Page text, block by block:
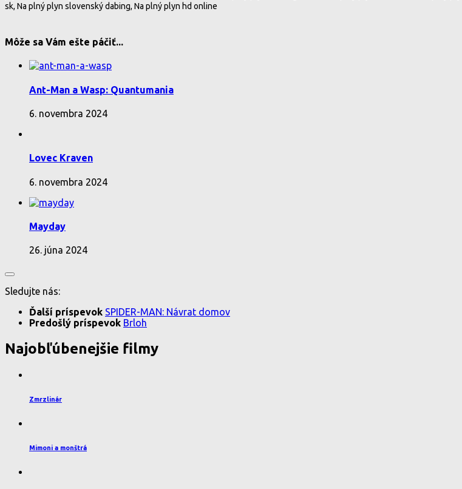
sk, Na plný plyn slovenský dabing, Na plný plyn hd online
Môže sa Vám ešte páčiť...
Ant-Man a Wasp: Quantumania
6. novembra 2024
Lovec Kraven
6. novembra 2024
Mayday
26. júna 2024
Sledujte nás:
Ďalší príspevok SPIDER-MAN: Návrat domov
Predošlý príspevok Brloh
Najobľúbenejšie filmy
Zmrzlinár
Mimoni a monštrá